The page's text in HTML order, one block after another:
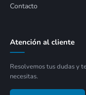
Contacto
Atención al cliente
Resolvemos tus dudas y
necesitas.